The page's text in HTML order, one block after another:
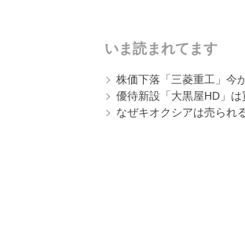
いま読まれてます
株価下落「三菱重工」今
優待新設「大黒屋HD」
なぜキオクシアは売られ